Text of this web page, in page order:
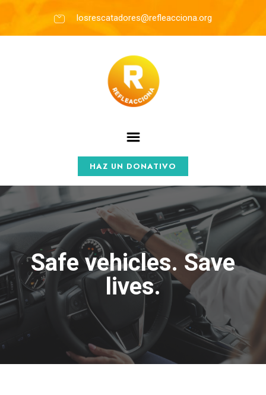
losrescatadores@refleacciona.org
HAZ UN DONATIVO
Safe vehicles. Save
lives.